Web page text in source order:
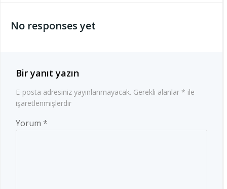
gezinmesi
No responses yet
Bir yanıt yazın
E-posta adresiniz yayınlanmayacak. Gerekli alanlar * ile
işaretlenmişlerdir
Yorum *